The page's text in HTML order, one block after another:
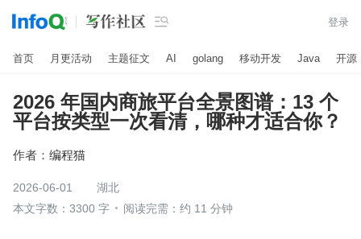
 登录
首页 月更活动 主题征文 AI golang 移动开发 Java 开源
2026 年国内商旅平台全景图谱：13 个
平台按类型一次看清，哪种才适合你？
作者： 编程猫
2026-06-01
湖北
本文字数：3300 字
阅读完需：约 11 分钟